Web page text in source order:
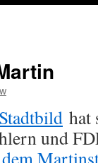
hat
und